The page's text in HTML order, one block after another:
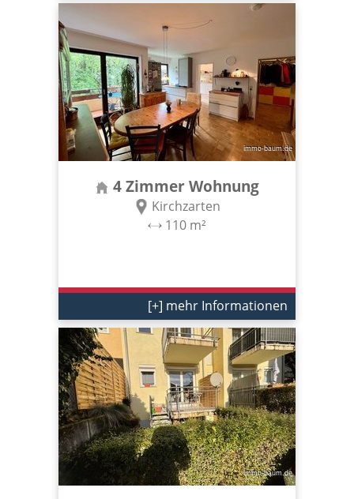
4 Zimmer Wohnung
Kirchzarten
110 m²
[+] mehr Informationen